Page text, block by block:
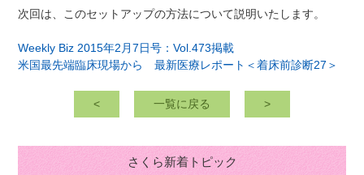
次回は、このセットアップの方法について説明いたします。
Weekly Biz 2015年2月7日号：Vol.473掲載
米国最先端臨床現場から 最新医療レポート＜着床前診断27＞
< 一覧に戻る >
さくら新着トピック